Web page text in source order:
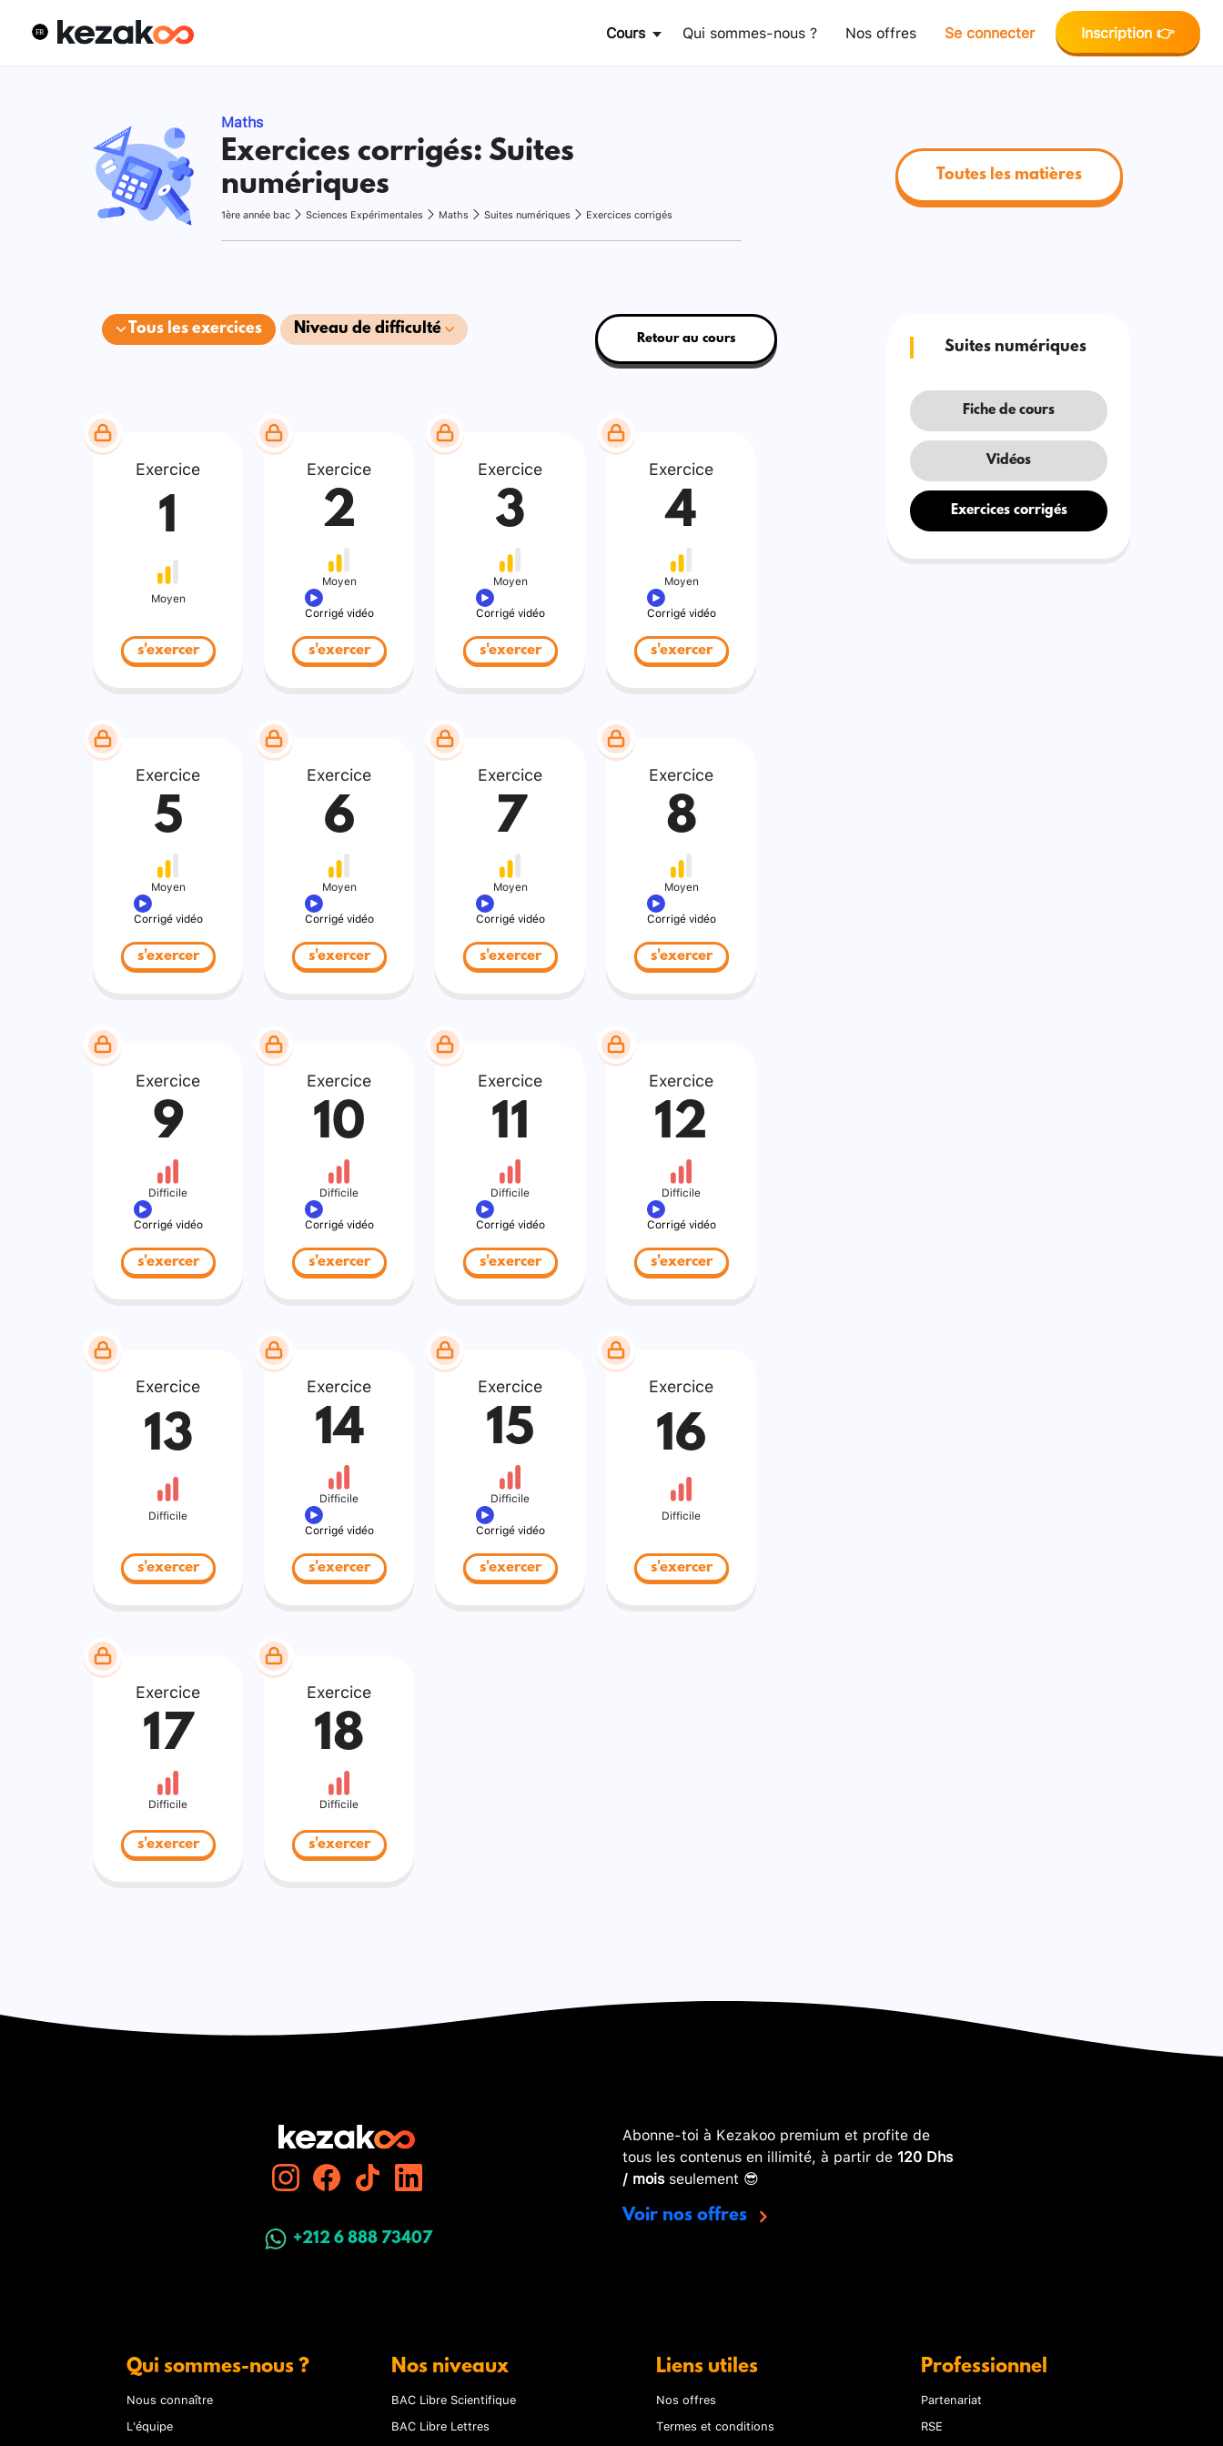
Cours Qui sommes-nous ? Nos offres Se connecter Inscription 👉
Maths
Exercices corrigés: Suites
numériques
1ère année bac Sciences Expérimentales Maths Suites numériques Exercices corrigés
Toutes les matières
Tous les exercices Niveau de difficulté
Retour au cours
Exercice
1
Moyen
s'exercer
Exercice
2
Moyen
Corrigé vidéo
s'exercer
Exercice
3
Moyen
Corrigé vidéo
s'exercer
Exercice
4
Moyen
Corrigé vidéo
s'exercer
Exercice
5
Moyen
Corrigé vidéo
s'exercer
Exercice
6
Moyen
Corrigé vidéo
s'exercer
Exercice
7
Moyen
Corrigé vidéo
s'exercer
Exercice
8
Moyen
Corrigé vidéo
s'exercer
Exercice
9
Difficile
Corrigé vidéo
s'exercer
Exercice
10
Difficile
Corrigé vidéo
s'exercer
Exercice
11
Difficile
Corrigé vidéo
s'exercer
Exercice
12
Difficile
Corrigé vidéo
s'exercer
Exercice
13
Difficile
s'exercer
Exercice
14
Difficile
Corrigé vidéo
s'exercer
Exercice
15
Difficile
Corrigé vidéo
s'exercer
Exercice
16
Difficile
s'exercer
Exercice
17
Difficile
s'exercer
Exercice
18
Difficile
s'exercer
Suites numériques
Fiche de cours
Vidéos
Exercices corrigés
+212 6 888 73407
Abonne-toi à Kezakoo premium et profite de
tous les contenus en illimité, à partir de 120 Dhs
/ moisseulement 😎
Voir nos offres
Qui sommes-nous ?
Nous connaître
L'équipe
Nos niveaux
BAC Libre Scientifique
BAC Libre Lettres
Liens utiles
Nos offres
Termes et conditions
Professionnel
Partenariat
RSE